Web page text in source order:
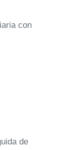
con
de